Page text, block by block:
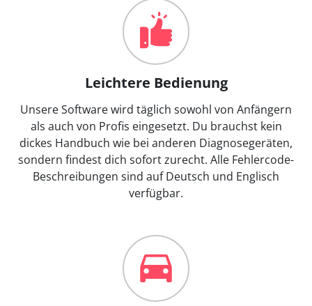
Leichtere Bedienung
Unsere Software wird täglich sowohl von Anfängern
als auch von Profis eingesetzt. Du brauchst kein
dickes Handbuch wie bei anderen Diagnosegeräten,
sondern findest dich sofort zurecht. Alle Fehlercode-
Beschreibungen sind auf Deutsch und Englisch
verfügbar.